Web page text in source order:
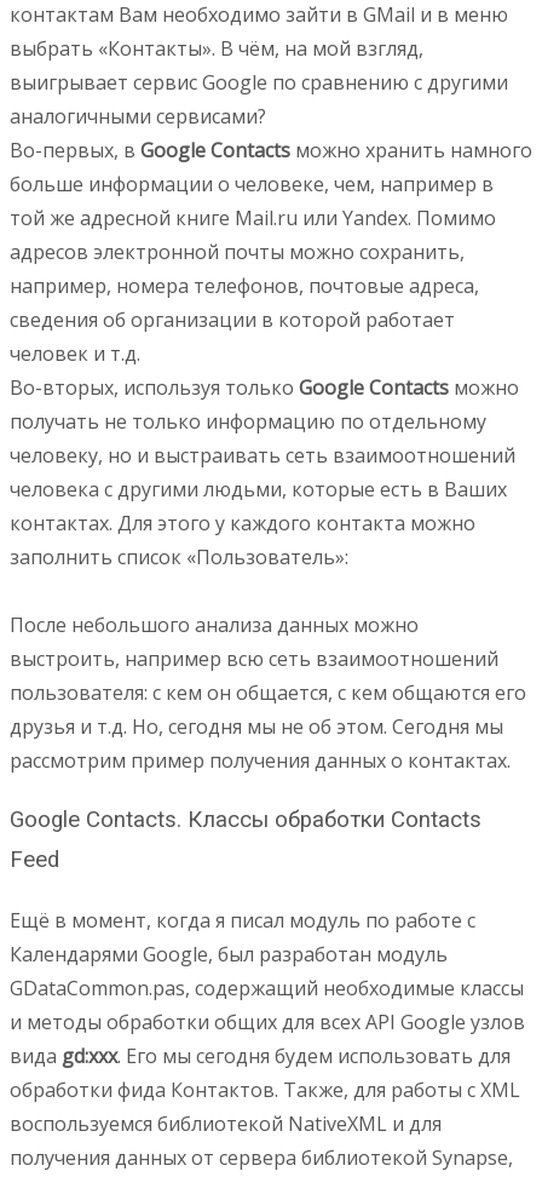
контактам Вам необходимо зайти в GMail и в меню
выбрать «Контакты». В чём, на мой взгляд,
выигрывает сервис Google по сравнению с другими
аналогичными сервисами?
Во-первых, в Google Contacts можно хранить намного
больше информации о человеке, чем, например в
той же адресной книге Mail.ru или Yandex. Помимо
адресов электронной почты можно сохранить,
например, номера телефонов, почтовые адреса,
сведения об организации в которой работает
человек и т.д.
Во-вторых, используя только Google Contacts можно
получать не только информацию по отдельному
человеку, но и выстраивать сеть взаимоотношений
человека с другими людьми, которые есть в Ваших
контактах. Для этого у каждого контакта можно
заполнить список «Пользователь»:
После небольшого анализа данных можно
выстроить, например всю сеть взаимоотношений
пользователя: с кем он общается, с кем общаются его
друзья и т.д. Но, сегодня мы не об этом. Сегодня мы
рассмотрим пример получения данных о контактах.
Google Contacts. Классы обработки Contacts
Feed
Ещё в момент, когда я писал модуль по работе с
Календарями Google, был разработан модуль
GDataCommon.pas, содержащий необходимые классы
и методы обработки общих для всех API Google узлов
вида gd:xxx. Его мы сегодня будем использовать для
обработки фида Контактов. Также, для работы с XML
воспользуемся библиотекой NativeXML и для
получения данных от сервера библиотекой Synapse,